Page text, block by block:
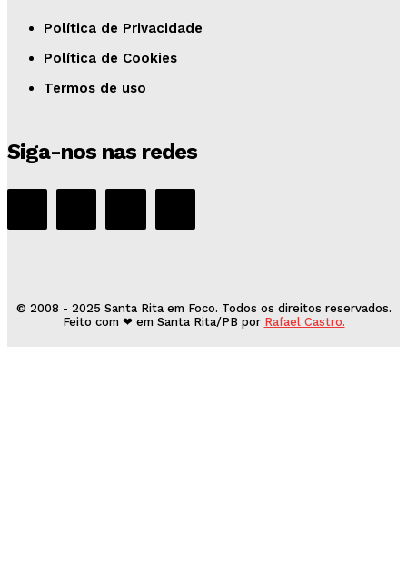
Política de Privacidade
Política de Cookies
Termos de uso
Siga-nos nas redes
© 2008 - 2025 Santa Rita em Foco. Todos os direitos reservados.
Feito com ❤ em Santa Rita/PB por Rafael Castro.